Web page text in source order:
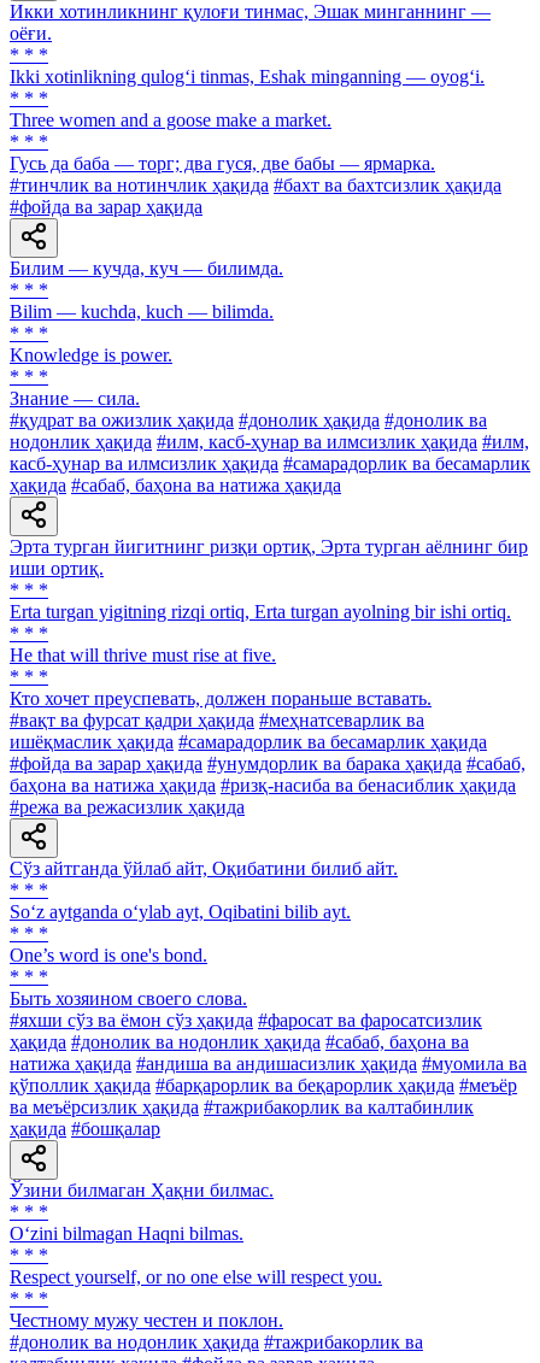
Икки хотинликнинг қулоғи тинмас, Эшак минганнинг —
оёғи.
* * *
Ikki xotinlikning qulog‘i tinmas, Eshak minganning — oyog‘i.
* * *
Three women and a goose make a market.
* * *
Гусь да баба — торг; два гуся, две бабы — ярмарка.
#тинчлик ва нотинчлик ҳақида #бахт ва бахтсизлик ҳақида
#фойда ва зарар ҳақида
Билим — кучда, куч — билимда.
* * *
Bilim — kuchda, kuch — bilimda.
* * *
Knowledge is power.
* * *
Знание — сила.
#қудрат ва ожизлик ҳақида #донолик ҳақида #донолик ва
нодонлик ҳақида #илм, касб-ҳунар ва илмсизлик ҳақида #илм,
касб-ҳунар ва илмсизлик ҳақида #самарадорлик ва бесамарлик
ҳақида #сабаб, баҳона ва натижа ҳақида
Эрта турган йигитнинг ризқи ортиқ, Эрта турган аёлнинг бир
иши ортиқ.
* * *
Erta turgan yigitning rizqi ortiq, Erta turgan ayolning bir ishi ortiq.
* * *
He that will thrive must rise at five.
* * *
Кто хочет преуспевать, должен пораньше вставать.
#вақт ва фурсат қадри ҳақида #меҳнатсеварлик ва
ишёқмаслик ҳақида #самарадорлик ва бесамарлик ҳақида
#фойда ва зарар ҳақида #унумдорлик ва барака ҳақида #сабаб,
баҳона ва натижа ҳақида #ризқ-насиба ва бенасиблик ҳақида
#режа ва режасизлик ҳақида
Сўз айтганда ўйлаб айт, Оқибатини билиб айт.
* * *
So‘z aytganda o‘ylab ayt, Oqibatini bilib ayt.
* * *
One’s word is one's bond.
* * *
Быть хозяином своего слова.
#яхши сўз ва ёмон сўз ҳақида #фаросат ва фаросатсизлик
ҳақида #донолик ва нодонлик ҳақида #сабаб, баҳона ва
натижа ҳақида #андиша ва андишасизлик ҳақида #муомила ва
қўполлик ҳақида #барқарорлик ва беқарорлик ҳақида #меъёр
ва меъёрсизлик ҳақида #тажрибакорлик ва калтабинлик
ҳақида #бошқалар
Ўзини билмаган Ҳақни билмас.
* * *
O‘zini bilmagan Haqni bilmas.
* * *
Respect yourself, or no one else will respect you.
* * *
Честному мужу честен и поклон.
#донолик ва нодонлик ҳақида #тажрибакорлик ва